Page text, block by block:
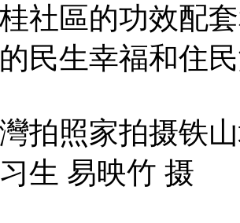
社區的功效配
民生幸福和住
拍照家拍摄铁
生 易映竹 摄